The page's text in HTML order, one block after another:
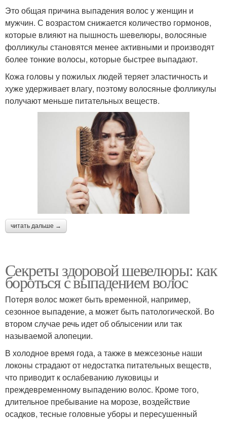
Это общая причина выпадения волос у женщин и
мужчин. С возрастом снижается количество гормонов,
которые влияют на пышность шевелюры, волосяные
фолликулы становятся менее активными и производят
более тонкие волосы, которые быстрее выпадают.
Кожа головы у пожилых людей теряет эластичность и
хуже удерживает влагу, поэтому волосяные фолликулы
получают меньше питательных веществ.
читать дальше →
Секреты здоровой шевелюры: как
бороться с выпадением волос
Потеря волос может быть временной, например,
сезонное выпадение, а может быть патологической. Во
втором случае речь идет об облысении или так
называемой алопеции.
В холодное время года, а также в межсезонье наши
локоны страдают от недостатка питательных веществ,
что приводит к ослабеванию луковицы и
преждевременному выпадению волос. Кроме того,
длительное пребывание на морозе, воздействие
осадков, тесные головные уборы и пересушенный